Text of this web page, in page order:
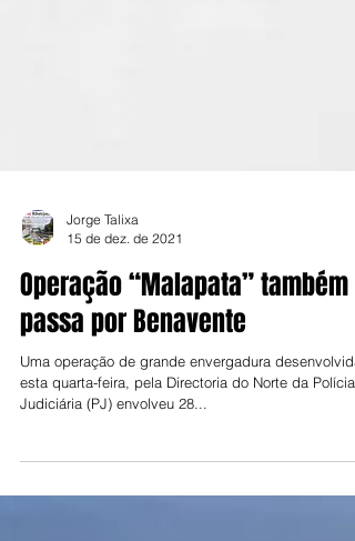
Jorge Talixa
15 de dez. de 2021
Operação “Malapata” também
passa por Benavente
Uma operação de grande envergadura